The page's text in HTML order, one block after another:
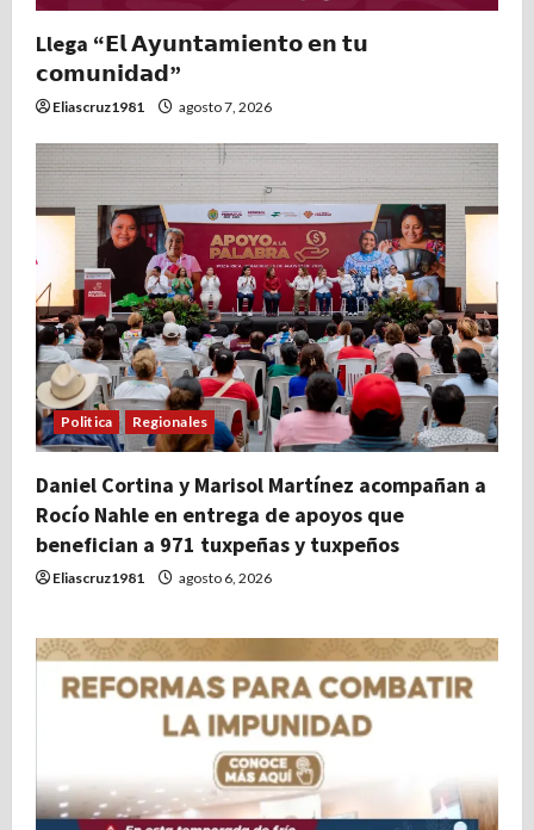
Llega “𝗘𝗹 𝗔𝘆𝘂𝗻𝘁𝗮𝗺𝗶𝗲𝗻𝘁𝗼 𝗲𝗻 𝘁𝘂
𝗰𝗼𝗺𝘂𝗻𝗶𝗱𝗮𝗱”
Eliascruz1981 agosto 7, 2026
Politica Regionales
Daniel Cortina y Marisol Martínez acompañan a
Rocío Nahle en entrega de apoyos que
benefician a 971 tuxpeñas y tuxpeños
Eliascruz1981 agosto 6, 2026